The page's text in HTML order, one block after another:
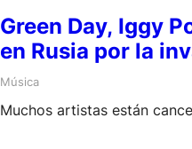
Green Day, Iggy
en Rusia por la
Música
Muchos artistas están